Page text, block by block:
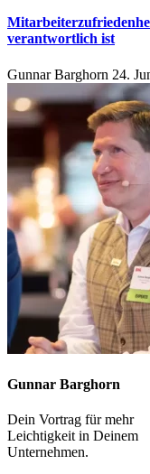
verantwortlich ist
Gunnar Barghorn 24.
Gunnar Barghorn
Dein Vortrag für mehr
Leichtigkeit in Deinem
Unternehmen.